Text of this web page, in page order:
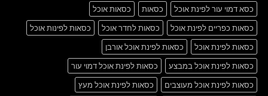
כסא דמוי עור לפינת אוכל
כסאות
כסאות אוכל
כסאות כפריים לפינת אוכל
כסאות לחדר אוכל
כסאות לפינות אוכל
כסאות לפינת אוכל
כסאות לפינת אוכל אורבן
כסאות לפינת אוכל במבצע
כסאות לפינת אוכל דמוי עור
כסאות לפינת אוכל מעוצבים
כסאות לפינת אוכל מעץ